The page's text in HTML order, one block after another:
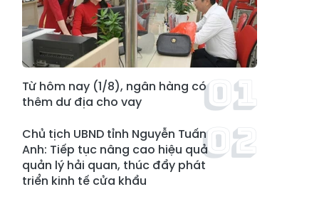
Từ hôm nay (1/8), ngân hàng có
thêm dư địa cho vay
Chủ tịch UBND tỉnh Nguyễn Tuấn
Anh: Tiếp tục nâng cao hiệu quả
quản lý hải quan, thúc đẩy phát
triển kinh tế cửa khẩu